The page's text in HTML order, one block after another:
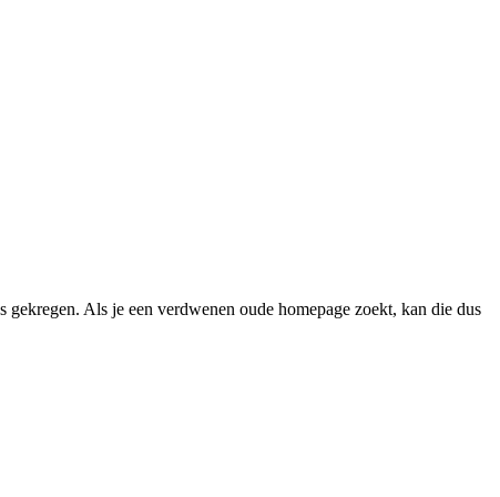
Als je een verdwenen oude homepage zoekt, kan die dus